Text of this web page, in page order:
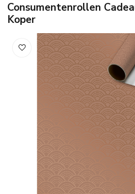
Consumentenrollen
Koper